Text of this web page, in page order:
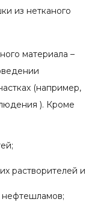
из нетканого
материала –
(например,
). Кроме
растворителей и
нефтешламов;